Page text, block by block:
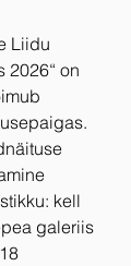
Liidu
2026“ on
kell
galeriis